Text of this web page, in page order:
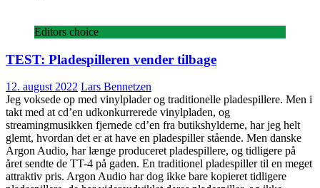
Editors choice
TEST: Pladespilleren vender tilbage
12. august 2022 Lars Bennetzen
Jeg voksede op med vinylplader og traditionelle pladespillere. Men i
takt med at cd’en udkonkurrerede vinylpladen, og
streamingmusikken fjernede cd’en fra butikshylderne, har jeg helt
glemt, hvordan det er at have en pladespiller stående. Men danske
Argon Audio, har længe produceret pladespillere, og tidligere på
året sendte de TT-4 på gaden. En traditionel pladespiller til en meget
attraktiv pris. Argon Audio har dog ikke bare kopieret tidligere